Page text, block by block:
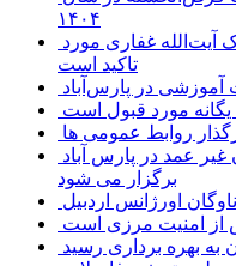
۱۴۰۴
تاکید است
در پارس‌آباد
روابط عمومی ها
برگزار می شود
اورژانس اردبیل
از امنیت مرزی است